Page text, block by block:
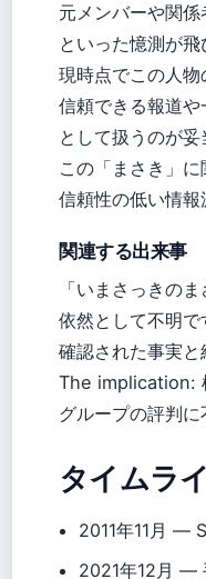
元メンバーや関
といった憶測が飛
現時点でこの人
信頼できる報道
として扱うのが妥
この「まさき」
信頼性の低い情
関連する出来事
「いまさっきの
依然として不明
確認された事実
The implication:
グループの評判に
タイムラ
2011年11月 —
2021年12月 —